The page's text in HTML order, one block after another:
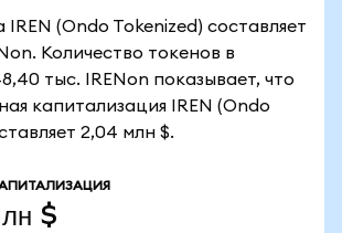
(Ondo Tokenized) составляет
Количество токенов в
тыс. IRENon показывает, что
капитализация IREN (Ondo
2,04 млн $.
$